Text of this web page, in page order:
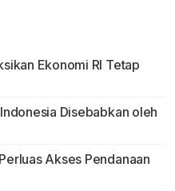
Ekonomi RI Tetap
Disebabkan oleh
Akses Pendanaan